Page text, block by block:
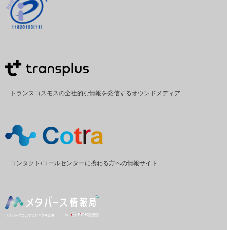
トランスコスモスの全社的な情報を発信するオウンドメディア
コンタクト/コールセンターに携わる方への情報サイト